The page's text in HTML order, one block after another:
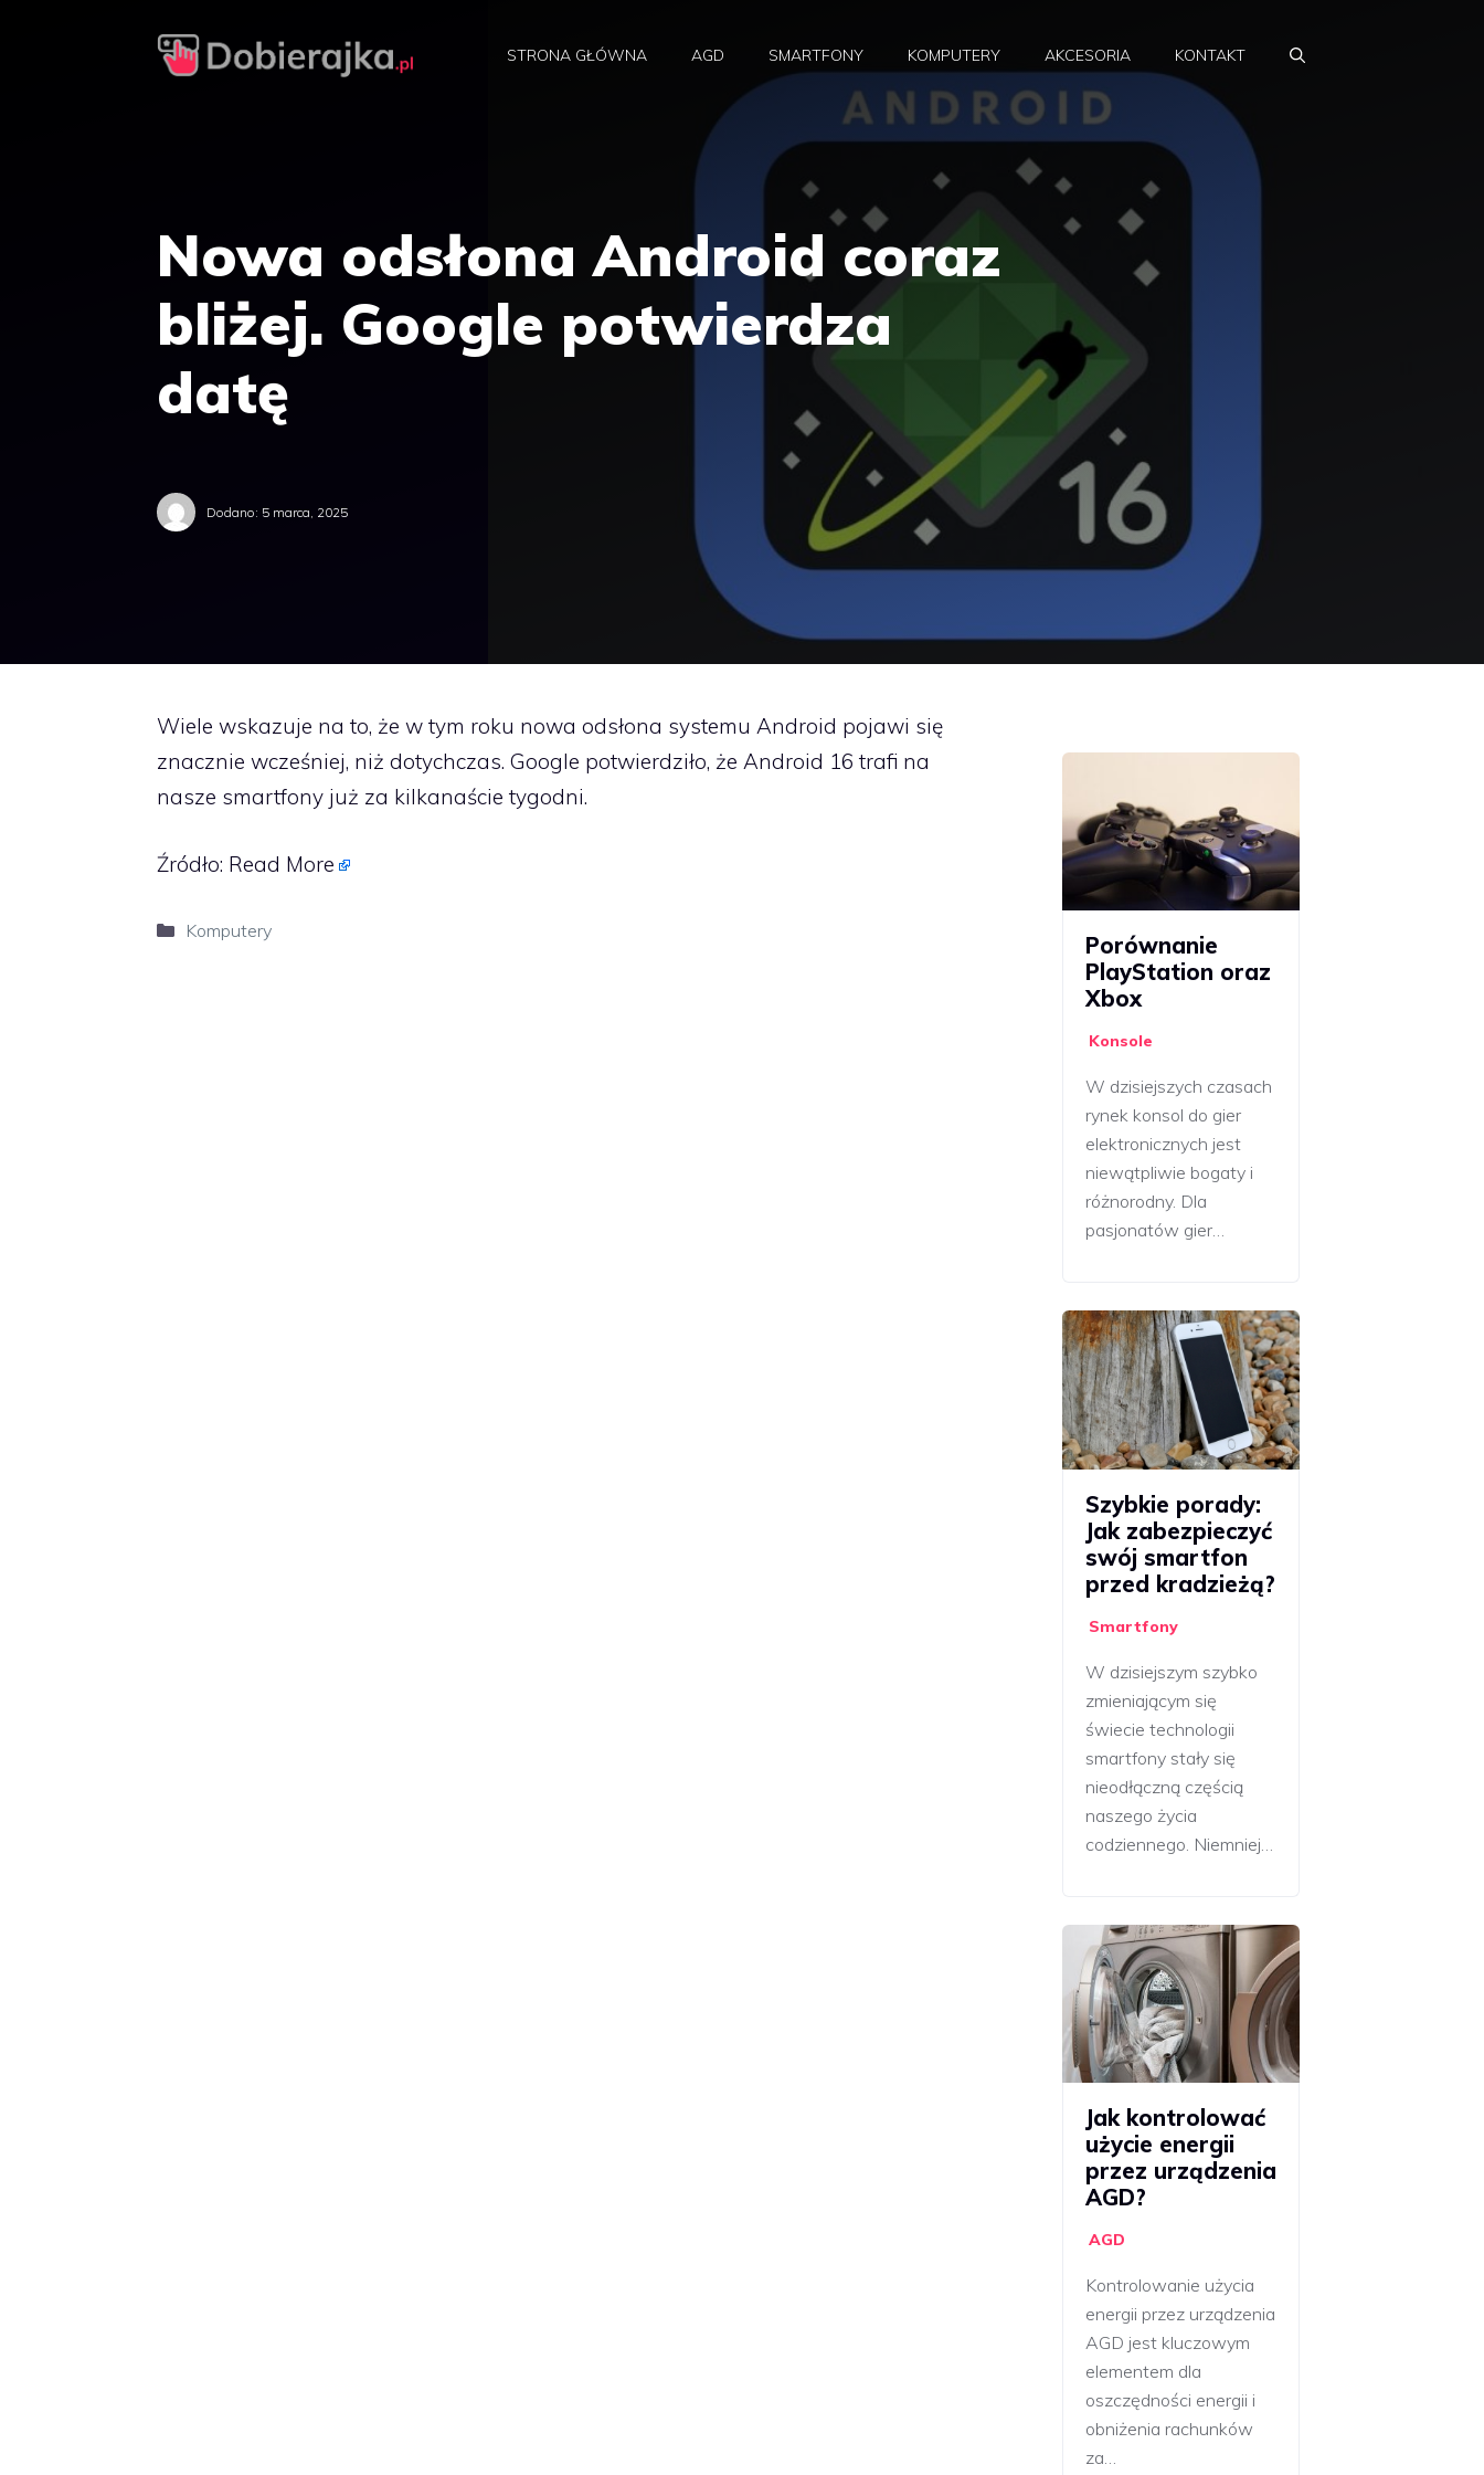
STRONA GŁÓWNA AGD SMARTFONY KOMPUTERY AKCESORIA KONTAKT
Nowa odsłona Android coraz
bliżej. Google potwierdza
datę
Dodano: 5 marca, 2025
Wiele wskazuje na to, że w tym roku nowa odsłona systemu Android pojawi się
znacznie wcześniej, niż dotychczas. Google potwierdziło, że Android 16 trafi na
nasze smartfony już za kilkanaście tygodni.
Źródło: Read More
Kategorie
Komputery
Porównanie
PlayStation oraz
Xbox
Konsole
W dzisiejszych czasach
rynek konsol do gier
elektronicznych jest
niewątpliwie bogaty i
różnorodny. Dla
pasjonatów gier…
Szybkie porady:
Jak zabezpieczyć
swój smartfon
przed kradzieżą?
Smartfony
W dzisiejszym szybko
zmieniającym się
świecie technologii
smartfony stały się
nieodłączną częścią
naszego życia
codziennego. Niemniej…
Jak kontrolować
użycie energii
przez urządzenia
AGD?
AGD
Kontrolowanie użycia
energii przez urządzenia
AGD jest kluczowym
elementem dla
oszczędności energii i
obniżenia rachunków
za…